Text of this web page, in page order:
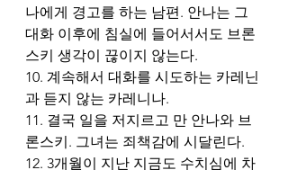
나에게 경고를 하는 남편. 안나는 그
대화 이후에 침실에 들어서서도 브론
스키 생각이 끊이지 않는다.
10. 계속해서 대화를 시도하는 카레닌
과 듣지 않는 카레니나.
11. 결국 일을 저지르고 만 안나와 브
론스키. 그녀는 죄책감에 시달린다.
12. 3개월이 지난 지금도 수치심에 차